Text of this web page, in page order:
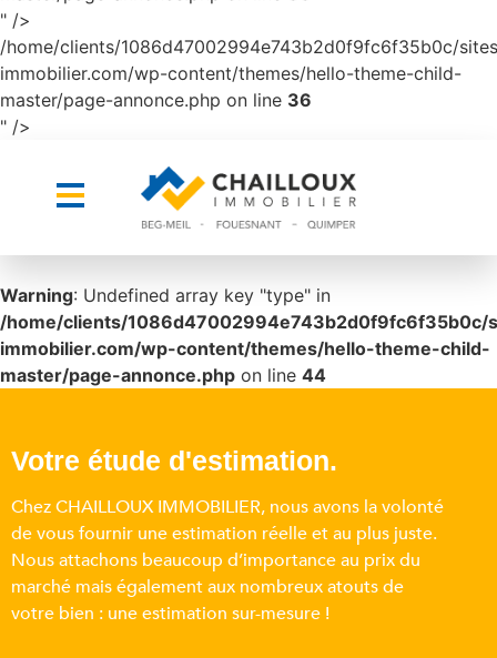
" />
/home/clients/1086d47002994e743b2d0f9fc6f35b0c/
immobilier.com/wp-content/themes/hello-theme-child-
master/page-annonce.php on line 36
" />
Warning: Undefined array key "type" in
/home/clients/1086d47002994e743b2d0f9fc6f35b0c/
immobilier.com/wp-content/themes/hello-theme-child-
master/page-annonce.php on line 44
Votre étude d'estimation.
Chez CHAILLOUX IMMOBILIER, nous avons la volonté
de vous fournir une estimation réelle et au plus juste.
Nous attachons beaucoup d’importance au prix du
marché mais également aux nombreux atouts de
votre bien : une estimation sur-mesure !​